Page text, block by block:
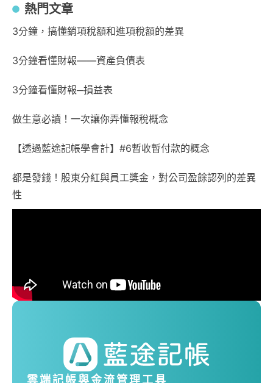
熱門文章
3分鐘，搞懂銷項稅額和進項稅額的差異
3分鐘看懂財報——資產負債表
3分鐘看懂財報─損益表
做生意必讀！一次讓你弄懂報稅概念
【透過藍途記帳學會計】#6暫收暫付款的概念
都是發錢！股東分紅與員工獎金，對公司盈餘認列的差異
性
雲端記帳與金流管理工具